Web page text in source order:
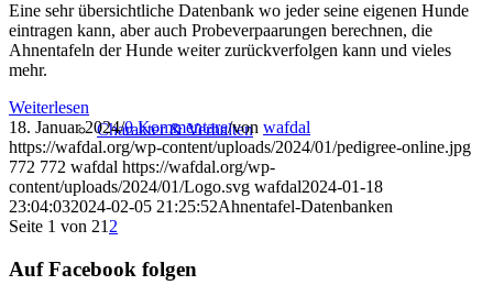
Charakter & Verhalten
Eine sehr übersichtliche Datenbank wo jeder seine eigenen Hunde
eintragen kann, aber auch Probeverpaarungen berechnen, die
Ahnentafeln der Hunde weiter zurückverfolgen kann und vieles
mehr.
Weiterlesen
18. Januar 2024/0 Kommentare/von wafdal
https://wafdal.org/wp-content/uploads/2024/01/pedigree-online.jpg
772 772 wafdal https://wafdal.org/wp-
content/uploads/2024/01/Logo.svg wafdal2024-01-18
23:04:032024-02-05 21:25:52Ahnentafel-Datenbanken
Seite 1 von 212
Auf Facebook folgen